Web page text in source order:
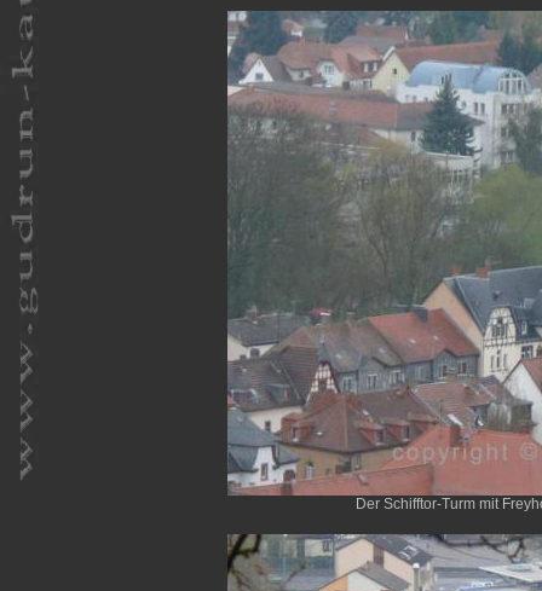
Der Schifftor-Turm mit